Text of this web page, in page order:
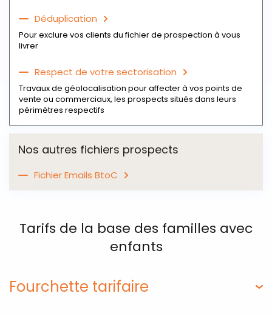
Déduplication
Pour exclure vos clients du fichier de prospection à vous
livrer
Respect de votre sectorisation
Travaux de géolocalisation pour affecter à vos points de
vente ou commerciaux, les prospects situés dans leurs
périmètres respectifs
Nos autres fichiers prospects
Fichier Emails BtoC
Tarifs de la base des familles avec
enfants
Fourchette tarifaire